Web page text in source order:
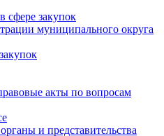
сфере закупок
муниципального округа
акты по вопросам
и представительства